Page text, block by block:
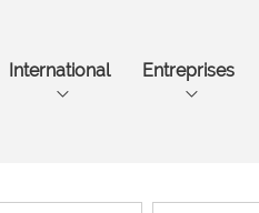
International Entreprises